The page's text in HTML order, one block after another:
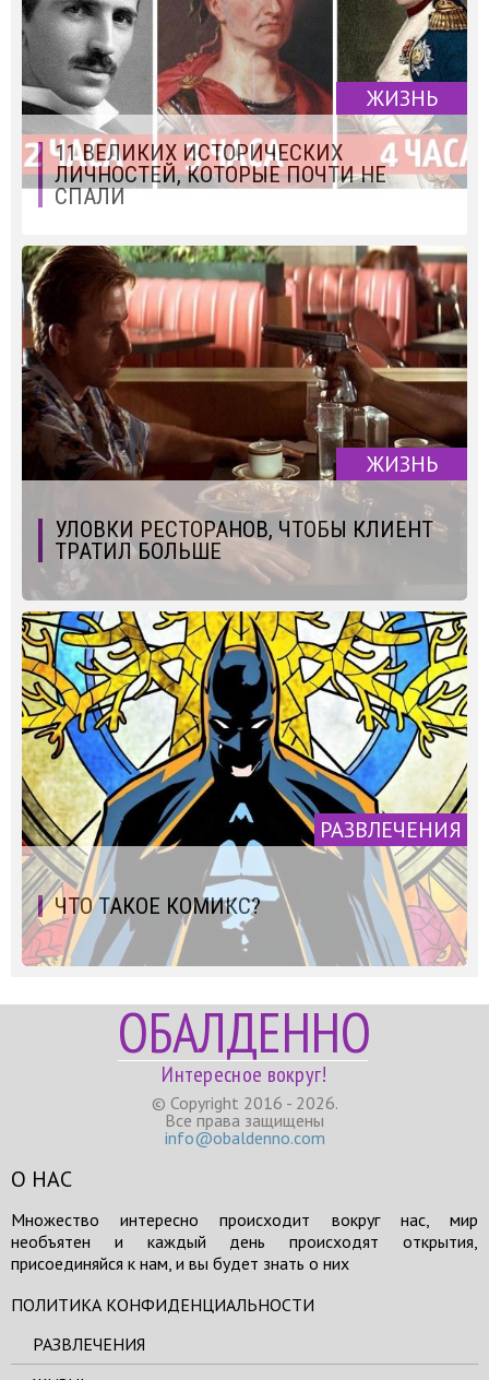
ЖИЗНЬ
11 ВЕЛИКИХ ИСТОРИЧЕСКИХ
ЛИЧНОСТЕЙ, КОТОРЫЕ ПОЧТИ НЕ
СПАЛИ
ЖИЗНЬ
УЛОВКИ РЕСТОРАНОВ, ЧТОБЫ КЛИЕНТ
ТРАТИЛ БОЛЬШЕ
РАЗВЛЕЧЕНИЯ
ЧТО ТАКОЕ КОМИКС?
ОБАЛДЕННО
Интересное вокруг!
© Copyright 2016 - 2026.
Все права защищены
info@obaldenno.com
О НАС
Множество интересно происходит вокруг нас, мир
необъятен и каждый день происходят открытия,
присоединяйся к нам, и вы будет знать о них
ПОЛИТИКА КОНФИДЕНЦИАЛЬНОСТИ
РАЗВЛЕЧЕНИЯ